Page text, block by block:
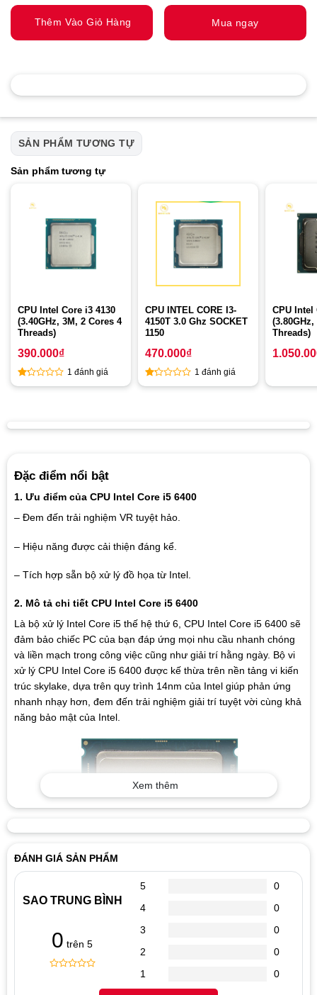
Thêm Vào Giỏ Hàng Mua ngay
SẢN PHẨM TƯƠNG TỰ
Sản phẩm tương tự
CPU Intel Core i3 4130
(3.40GHz, 3M, 2 Cores 4
Threads)
1
390.000₫
1 đánh giá
CPU INTEL CORE I3-
4150T 3.0 Ghz SOCKET
1150
1
470.000₫
1 đánh giá
CPU Intel
Threads)
Đặc điểm nổi bật
1. Ưu điểm của CPU Intel Core i5 6400
– Đem đến trải nghiệm VR tuyệt hảo.
– Hiệu năng được cải thiện đáng kể.
– Tích hợp sẵn bộ xử lý đồ họa từ Intel.
2. Mô tả chi tiết CPU Intel Core i5 6400
Là bộ xử lý Intel Core i5 thế hệ thứ 6, CPU Intel Core i5 6400 sẽ
đảm bảo chiếc PC của bạn đáp ứng mọi nhu cầu nhanh chóng
và liền mạch trong công việc cũng như giải trí hằng ngày. Bộ vi
xử lý CPU Intel Core i5 6400 được kế thừa trên nền tảng vi kiến
trúc skylake, dựa trên quy trình 14nm của Intel giúp phản ứng
nhanh nhạy hơn, đem đến trải nghiệm giải trí tuyệt vời cùng khả
năng bảo mật của Intel.
nhịp 2.7GHz và có thể turbo lên mức 3.3GHz, bộ nhớ đệm 6MB,
điện năng tiêu thụ 65w hỗ trợ ram DDR4-1866/2133, DDR3L-
1333/1600. Tích hợp đồ họa xử lý Intel HD Graphics 530 với tốc
độ xử lý 350MHz có thể lên đến tối đa 1.05GHz. Công nghệ
Xem thêm
ĐÁNH GIÁ SẢN PHẨM
SAO TRUNG BÌNH
0 trên 5
5
0
4
0
3
0
2
0
1
0